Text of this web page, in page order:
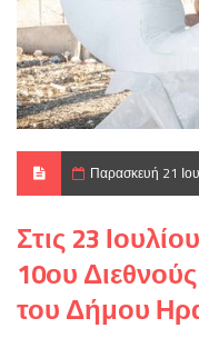
Παρασκευή 21
Στις 23
10ου
του Δήμου